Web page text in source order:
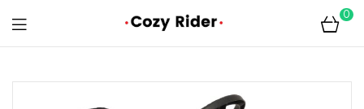
Cozyrider
Meerijdplankjes
0